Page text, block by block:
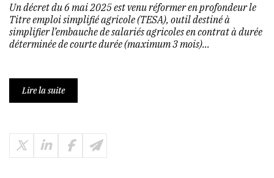
Un décret du 6 mai 2025 est venu réformer en profondeur le
Titre emploi simplifié agricole (TESA), outil destiné à
simplifier l’embauche de salariés agricoles en contrat à durée
déterminée de courte durée (maximum 3 mois)...
Lire la suite